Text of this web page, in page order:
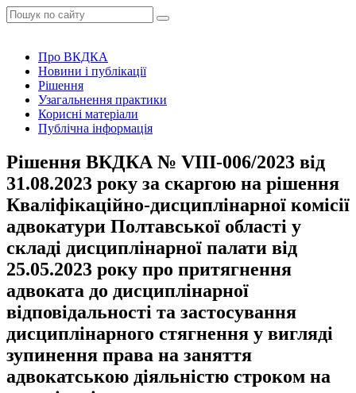
Про ВКДКА
Новини і публікації
Рішення
Узагальнення практики
Корисні матеріали
Публічна інформація
Рішення ВКДКА № VIIІ-006/2023 від
31.08.2023 року за скаргою на рішення
Кваліфікаційно-дисциплінарної комісії
адвокатури Полтавської області у
складі дисциплінарної палати від
25.05.2023 року про притягнення
адвоката до дисциплінарної
відповідальності та застосування
дисциплінарного стягнення у вигляді
зупинення права на заняття
адвокатською діяльністю строком на